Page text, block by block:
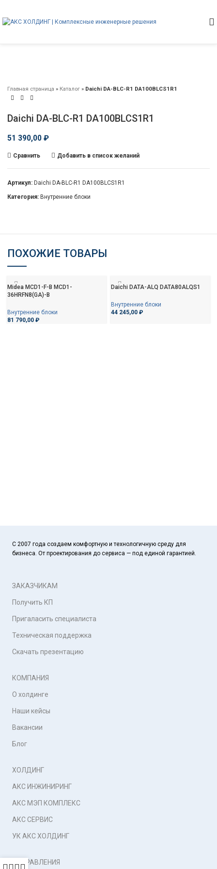
Главная страница » Каталог » Daichi DA-BLC-R1 DA100BLCS1R1
Daichi DA-BLC-R1 DA100BLCS1R1
51 390,00 ₽
Сравнить Добавить в список желаний
Артикул: Daichi DA-BLC-R1 DA100BLCS1R1
Категория: Внутренние блоки
ПОХОЖИЕ ТОВАРЫ
Midea MCD1-F-B MCD1-
36HRFN8(GA)-B
Внутренние блоки
81 790,00 ₽
Daichi DATA-ALQ DATA80ALQS1
Внутренние блоки
44 245,00 ₽
С 2007 года создаем комфортную и технологичную среду для
бизнеса. От проектирования до сервиса — под единой гарантией.
ЗАКАЗЧИКАМ
Получить КП
Пригаласить специалиста
Техническая поддержка
Скачать презентацию
КОМПАНИЯ
О холдинге
Наши кейсы
Вакансии
Блог
ХОЛДИНГ
АКС ИНЖИНИРИНГ
АКС МЭП КОМПЛЕКС
АКС СЕРВИС
УК АКС ХОЛДИНГ
НАПРАВЛЕНИЯ